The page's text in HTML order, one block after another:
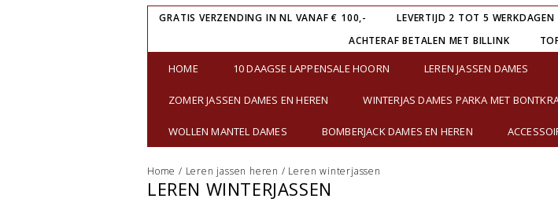
GRATIS VERZENDING IN NL VANAF € 100,- LEVERTIJD 2 TOT 5 WERKDAGEN
ACHTERAF BETALEN MET BILLINK
HOME 10 DAAGSE LAPPENSALE HOORN LEREN JASSEN DAMES
ZOMER JASSEN DAMES EN HEREN WINTERJAS DAMES PARKA MET
WOLLEN MANTEL DAMES BOMBERJACK DAMES EN HEREN
Home / Leren jassen heren / Leren winterjassen
LEREN WINTERJASSEN